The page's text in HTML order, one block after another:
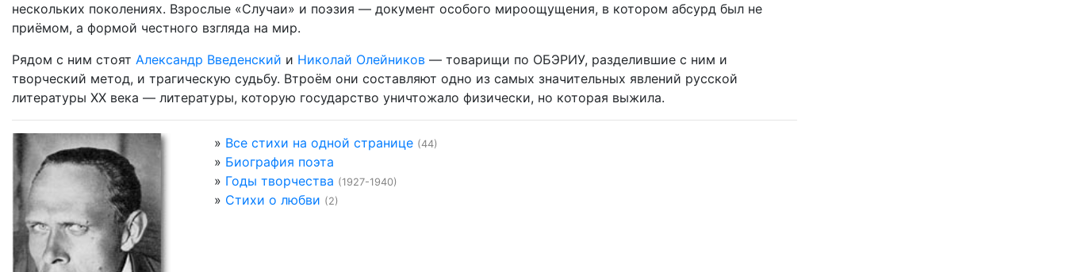
нескольких поколениях. Взрослые «Случаи» и поэзия — документ особого мироощущения, в котором абсурд был не
приёмом, а формой честного взгляда на мир.
Рядом с ним стоят Александр Введенский и Николай Олейников — товарищи по ОБЭРИУ, разделившие с ним и
творческий метод, и трагическую судьбу. Втроём они составляют одно из самых значительных явлений русской
литературы XX века — литературы, которую государство уничтожало физически, но которая выжила.
» Все стихи на одной странице (44)
» Биография поэта
» Годы творчества (1927-1940)
» Стихи о любви (2)